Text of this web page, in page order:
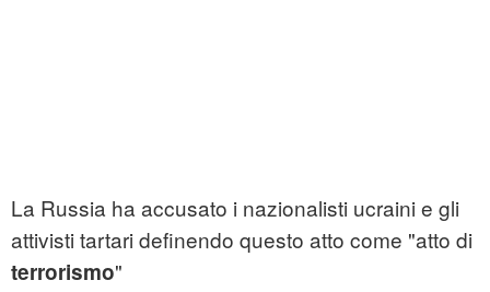
La Russia ha accusato i nazionalisti ucraini e gli
attivisti tartari definendo questo atto come "atto di
terrorismo"